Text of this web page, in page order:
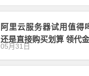
阿里云服务器试用值得
还是直接购买划算 领代
05月31日